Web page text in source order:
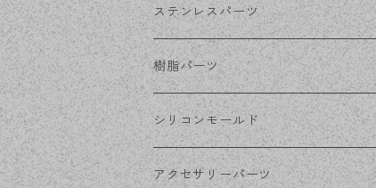
ホワイトシルバー
ステンレス・シルバー
ステンレス・ゴールド
フックピアス
その他ピアス
ネジばねイヤリング
クリップイヤリング
ノンホールピアス
ステンレスパーツ
ステンレスピアス
ステンレスイヤリング
ステンレスチェーン
樹脂パーツ
シリコンモールド
アクセサリーパーツ